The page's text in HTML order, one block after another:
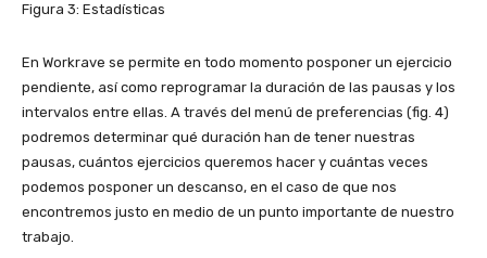
Figura 3: Estadísticas
En Workrave se permite en todo momento posponer un ejercicio
pendiente, así como reprogramar la duración de las pausas y los
intervalos entre ellas. A través del menú de preferencias (fig. 4)
podremos determinar qué duración han de tener nuestras
pausas, cuántos ejercicios queremos hacer y cuántas veces
podemos posponer un descanso, en el caso de que nos
encontremos justo en medio de un punto importante de nuestro
trabajo.